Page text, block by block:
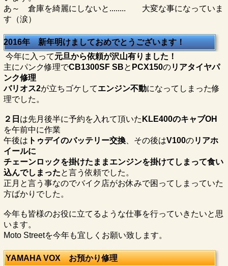
あ～ 倉庫を綺麗にしないと........ 大変な事になっていま
す（涙）
2016年 新年明けましておめでとうございます！
今年に入って元旦から依頼が沢山有りました！
主にパンク修理でCB1300SF SBと PCX150のリアタイヤパ
ンク修理
バリオス2が立ちゴケしてエンジン不動になってしまった修
理でした。
２日 は先月後半に予約を入れて頂いた KLE400のキャブOH
を午前中に作業
午後は トゥデイのバッテリー交換、その後はV100のリアホ
イールに
チェーンロックを掛けたままエンジンを掛けてしまって食い
込んでしまったと言う依頼でした。
正月と言う事なのでバイク店がお休みで困ってしまっていた
方ばかりでした。
今年も皆様のお役に立てるような仕事を行っていきたいと思
います。
Moto Streetを今年も宜しくお願い致します。
YAMAHA VOX お預かり修理